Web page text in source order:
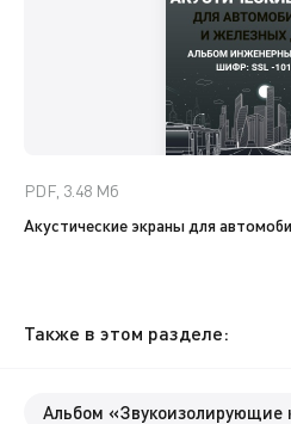
Акустические экраны для
PDF, 3.48 Мб
Также в этом разделе:
Альбом «Звукоизолирующие